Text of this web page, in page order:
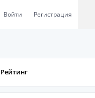
Войти Регистрация
Рейтинг